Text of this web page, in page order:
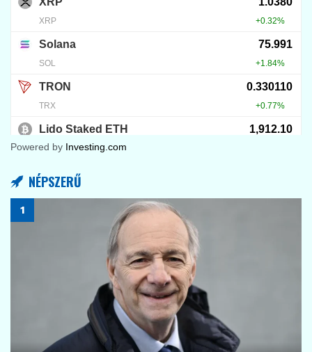
Powered by Investing.com
NÉPSZERŰ